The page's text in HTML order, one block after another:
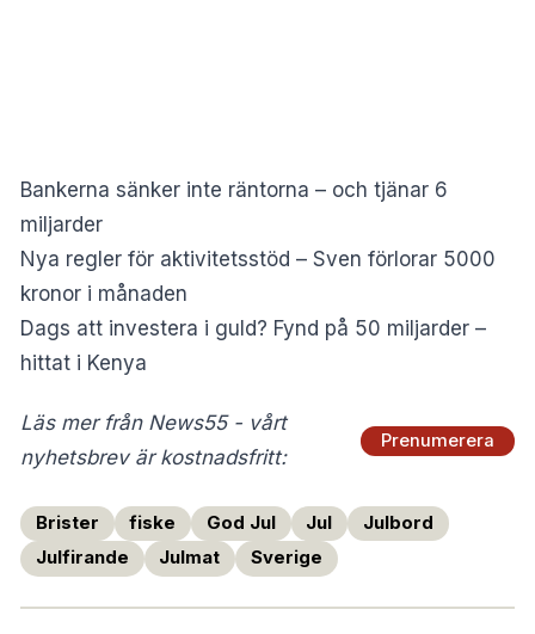
Bankerna sänker inte räntorna – och tjänar 6
miljarder
Nya regler för aktivitetsstöd – Sven förlorar 5000
kronor i månaden
Dags att investera i guld? Fynd på 50 miljarder –
hittat i Kenya
Läs mer från News55 - vårt
nyhetsbrev är kostnadsfritt:
Prenumerera
Brister fiske God Jul Jul
Julbord
Julfirande
Julmat Sverige